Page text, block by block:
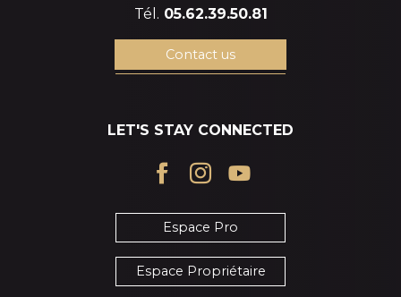
Tél. 05.62.39.50.81
Contact us
LET'S STAY CONNECTED
Espace Pro
Espace Propriétaire